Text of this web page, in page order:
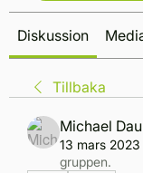
Diskussion
Tillbaka
Michael
13 mars 2023
gruppen.